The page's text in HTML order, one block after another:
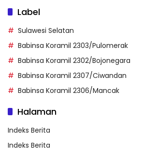
Label
Sulawesi Selatan
Babinsa Koramil 2303/Pulomerak
Babinsa Koramil 2302/Bojonegara
Babinsa Koramil 2307/Ciwandan
Babinsa Koramil 2306/Mancak
Halaman
Indeks Berita
Indeks Berita